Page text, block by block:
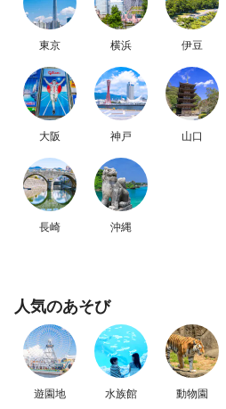
東京 横浜 伊豆
大阪 神戸 山口
長崎 沖縄
人気のあそび
遊園地 水族館 動物園